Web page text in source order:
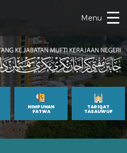
Menu
HIMPUNAN
FATWA
TARIQAT
TASAUWUF